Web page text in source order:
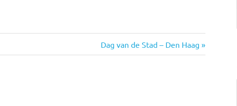
Volgende
bericht:
Dag van de Stad – Den Haag